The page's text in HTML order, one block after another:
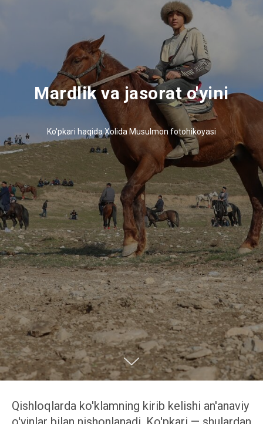
Mardlik va jasorat o'yini
Ko'pkari haqida Xolida Musulmon fotohikoyasi
Qishloqlarda ko'klamning kirib kelishi an'anaviy